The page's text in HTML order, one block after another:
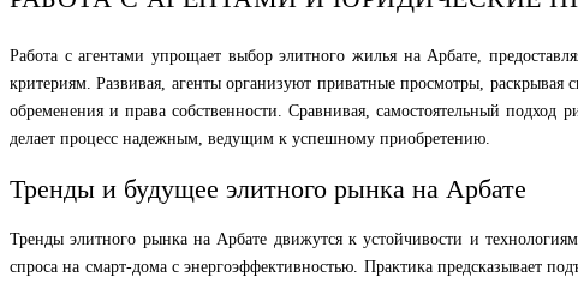
Работа с агентами упрощает выбор элитного жилья на Арбате,
критериям. Развивая, агенты организуют приватные просмотры,
обременения и права собственности. Сравнивая, самостоятельный
делает процесс надежным, ведущим к успешному приобретению.
Тренды и будущее элитного рынка на Арбате
Тренды элитного рынка на Арбате движутся к устойчивости и
спроса на смарт-дома с энергоэффективностью. Практика предсказывает